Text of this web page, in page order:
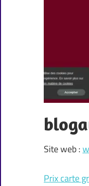
Site web :
Prix carte